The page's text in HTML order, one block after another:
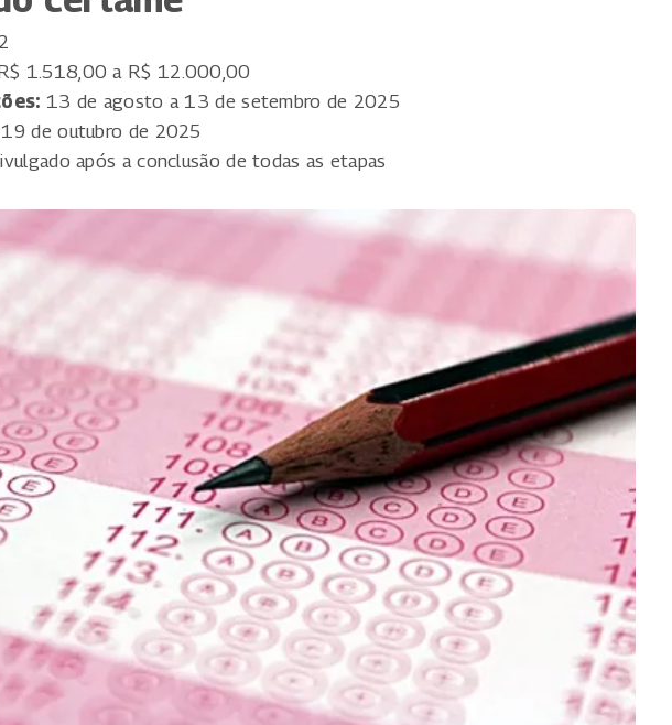
1.518,00 a R$ 12.000,00
13 de agosto a 13 de setembro de 2025
19 de outubro de 2025
após a conclusão de todas as etapas